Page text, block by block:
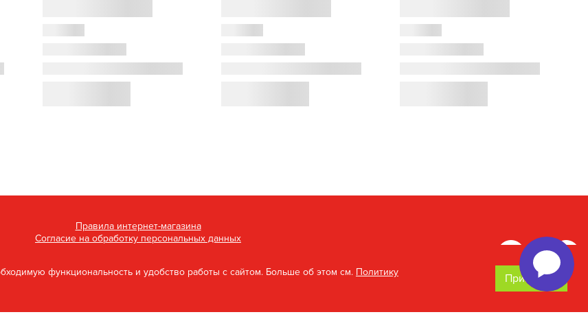
Правила интернет-магазина
Согласие на обработку персональных данных
ООО «Руграм»
ИНН: 9709073816
функциональность и удобство работы с сайтом. Больше об этом см. Политику
Принимаю